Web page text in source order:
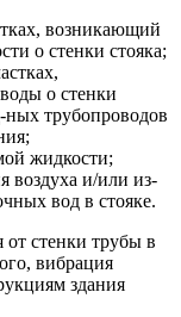
возникающий
о стенки стояка;
о стенки
ных трубопроводов
жидкости;
воздуха и/или из-
вод в стояке.
стенки трубы в
вибрация
здания